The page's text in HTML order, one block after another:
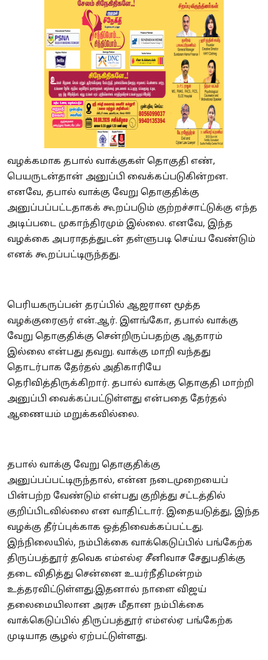
வழக்கமாக தபால் வாக்குகள் தொகுதி எண்,
பெயருடன்தான் அனுப்பி வைக்கப்படுகின்றன.
எனவே, தபால் வாக்கு வேறு தொகுதிக்கு
அனுப்பப்பட்டதாகக் கூறப்படும் குற்றச்சாட்டுக்கு எந்த
அடிப்படை முகாந்திரமும் இல்லை. எனவே, இந்த
வழக்கை அபராதத்துடன் தள்ளுபடி செய்ய வேண்டும்
எனக் கூறப்பட்டிருந்தது.
பெரியகருப்பன் தரப்பில் ஆஜரான மூத்த
வழக்குரைஞர் என்.ஆர். இளங்கோ, தபால் வாக்கு
வேறு தொகுதிக்கு சென்றிருப்பதற்கு ஆதாரம்
இல்லை என்பது தவறு. வாக்கு மாறி வந்தது
தொடர்பாக தேர்தல் அதிகாரியே
தெரிவித்திருக்கிறார். தபால் வாக்கு தொகுதி மாற்றி
அனுப்பி வைக்கப்பட்டுள்ளது என்பதை தேர்தல்
ஆணையம் மறுக்கவில்லை.
தபால் வாக்கு வேறு தொகுதிக்கு
அனுப்பப்பட்டிருந்தால், என்ன நடைமுறையைப்
பின்பற்ற வேண்டும் என்பது குறித்து சட்டத்தில்
குறிப்பிடவில்லை என வாதிட்டார். இதையடுத்து, இந்த
வழக்கு தீர்ப்புக்காக ஒத்திவைக்கப்பட்டது.
இந்நிலையில், நம்பிக்கை வாக்கெடுப்பில் பங்கேற்க
திருப்பத்தூர் தவெக எம்எல்ஏ சீனிவாச சேதுபதிக்கு
தடை விதித்து சென்னை உயர்நீதிமன்றம்
உத்தரவிட்டுள்ளது.இதனால் நாளை விஜய்
தலைமையிலான அரசு மீதான நம்பிக்கை
வாக்கெடுப்பில் திருப்பத்தூர் எம்எல்ஏ பங்கேற்க
முடியாத சூழல் ஏற்பட்டுள்ளது.